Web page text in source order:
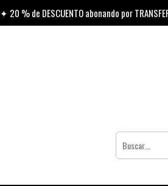
✦ 20 % de DESCUENTO abonando por